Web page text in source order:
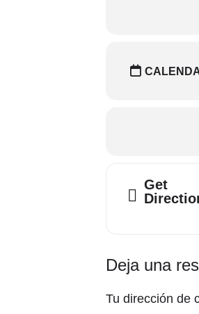
- Tono
Es farà
Get
con
Deja una
Tu dirección de